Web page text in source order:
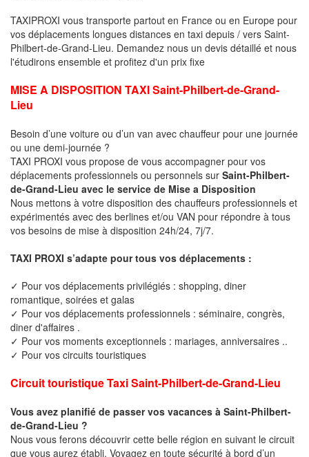
TAXIPROXI vous transporte partout en France ou en Europe pour
vos déplacements longues distances en taxi depuis / vers Saint-
Philbert-de-Grand-Lieu. Demandez nous un devis détaillé et nous
l'étudirons ensemble et profitez d'un prix fixe
MISE A DISPOSITION TAXI Saint-Philbert-de-Grand-
Lieu
Besoin d’une voiture ou d’un van avec chauffeur pour une journée
ou une demi-journée ?
TAXI PROXI vous propose de vous accompagner pour vos
déplacements professionnels ou personnels sur Saint-Philbert-
de-Grand-Lieu avec le service de Mise a Disposition
Nous mettons à votre disposition des chauffeurs professionnels et
expérimentés avec des berlines et/ou VAN pour répondre à tous
vos besoins de mise à disposition 24h/24, 7j/7.
TAXI PROXI s’adapte pour tous vos déplacements :
✓ Pour vos déplacements privilégiés : shopping, diner
romantique, soirées et galas
✓ Pour vos déplacements professionnels : séminaire, congrès,
diner d'affaires .
✓ Pour vos moments exceptionnels : mariages, anniversaires ..
✓ Pour vos circuits touristiques
Circuit touristique Taxi Saint-Philbert-de-Grand-Lieu
Vous avez planifié de passer vos vacances à Saint-Philbert-
de-Grand-Lieu ?
Nous vous ferons découvrir cette belle région en suivant le circuit
que vous aurez établi. Voyagez en toute sécurité à bord d’un